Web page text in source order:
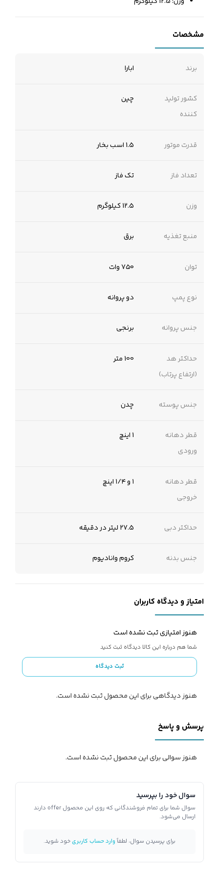
مشخصات
برند ابارا
کشور تولید
کننده
چین
قدرت موتور 1.5 اسب بخار
تعداد فاز تک فاز
وزن 12.5 کیلوگرم
منبع تغذیه برق
توان ۷۵۰ وات
نوع پمپ دو پروانه
جنس پروانه برنجی
حداکثر هد
(ارتفاع پرتاب)
100 متر
جنس پوسته چدن
قطر دهانه
ورودی
1 اینچ
قطر دهانه
خروجی
۱ و ۱/۴ اینچ
حداکثر دبی 27.5 لیتر در دقیقه
جنس بدنه کروم وانادیوم
امتیاز و دیدگاه کاربران
هنوز امتیازی ثبت نشده است
شما هم درباره این کالا دیدگاه ثبت کنید
ثبت دیدگاه
هنوز دیدگاهی برای این محصول ثبت نشده است.
پرسش و پاسخ
هنوز سوالی برای این محصول ثبت نشده است.
سوال خود را بپرسید
سوال شما برای تمام فروشندگانی که روی این محصول offer دارند
ارسال می‌شود.
برای پرسیدن سوال، لطفاًوارد حساب کاربریخود شوید.